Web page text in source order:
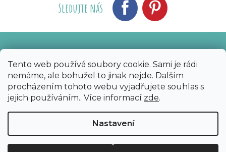
Tento web používá soubory cookie. Sami je rádi
nemáme, ale bohužel to jinak nejde. Dalším
procházením tohoto webu vyjadřujete souhlas s
jejich používáním.. Více informací zde.
Nastavení
Sledujte nás
Copyright 2026 Bijoux Components - Svět
korálků. Všechna práva vyhrazena.